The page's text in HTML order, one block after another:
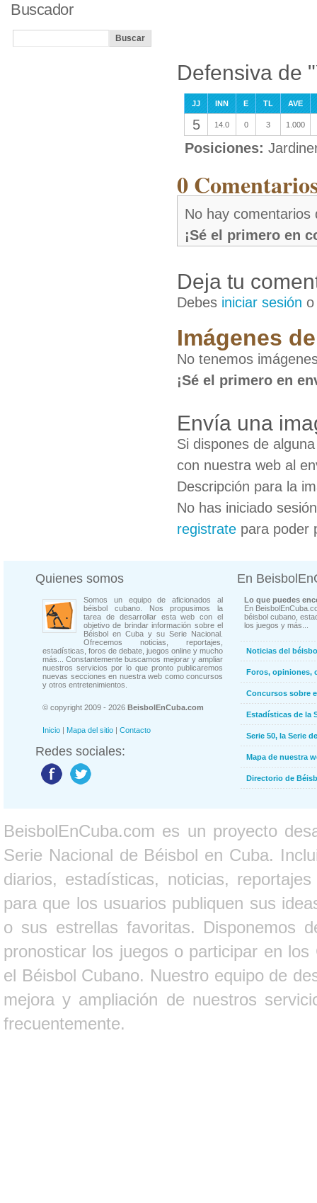
Defensiva de
JJ INN E TL AVE
5 14.0 0 3 1.000
Posiciones:
0
No hay comentarios
¡Sé el primero en
Deja tu
Debes iniciar sesión
Imágenes
No tenemos
¡Sé el primero en
Envía una
Si dispones de
con nuestra web al
Descripción para la
No has iniciado
registrate para poder
Buscador
Quienes somos
Somos un equipo de aficionados al
béisbol cubano. Nos propusimos la
tarea de desarrollar esta web con el
objetivo de brindar información sobre el
Béisbol en Cuba y su Serie Nacional.
Ofrecemos noticias, reportajes,
estadísticas, foros de debate, juegos online y mucho
más... Constantemente buscamos mejorar y ampliar
nuestros servicios por lo que pronto publicaremos
nuevas secciones en nuestra web como concursos
y otros entretenimientos.
© copyright 2009 - 2026 BeisbolEnCuba.com
Inicio | Mapa del sitio | Contacto
Redes sociales:
En
Lo que puedes
En
béisbol cubano,
los juegos y más...
Noticias del
Foros, opiniones,
Concursos sobre
Estadísticas de la
Serie 50, la Serie
Mapa de nuestra
Directorio de
BeisbolEnCuba.com es un proyecto
Serie Nacional de Béisbol en Cuba.
diarios, estadísticas, noticias,
para que los usuarios publiquen sus
o sus estrellas favoritas. Disponemos
pronosticar los juegos o participar en
el Béisbol Cubano. Nuestro equipo de
mejora y ampliación de nuestros
frecuentemente.